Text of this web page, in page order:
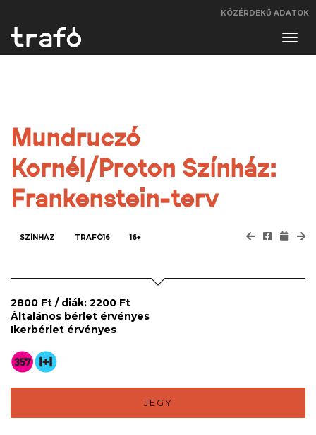
KÖZÉRDEKŰ ADATOK
Mundruczó
Kornél/Proton Színház:
Frankenstein-terv
SZÍNHÁZ TRAFÓ16 16+
2800 Ft / diák: 2200 Ft
Általános bérlet érvényes
Ikerbérlet érvényes
JEGY